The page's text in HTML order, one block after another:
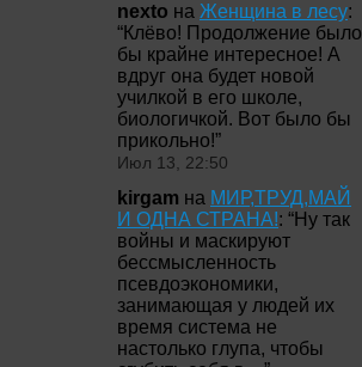
nexto на Женщина в лесу:
“Клёво! Продолжение было
бы крайне интересное! А
вдруг она будет новой
училкой в его школе,
биологичкой. Вот было бы
прикольно!”
Июл 13, 22:50
kirgam на МИР,ТРУД,МАЙ
И ОДНА СТРАНА!: “Ну так
войны и маскируют
бессмысленность
псевдоэкономики,
занимающая у людей их
время система не
настолько глупа, чтобы